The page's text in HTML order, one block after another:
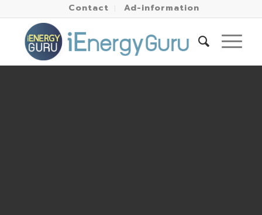
Contact Ad-information